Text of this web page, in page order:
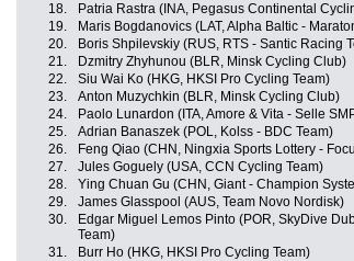
18.
Patria Rastra (INA, Pegasus Continental
19.
Maris Bogdanovics (LAT, Alpha Baltic -
20.
Boris Shpilevskiy (RUS, RTS - Santic Racing
21.
Dzmitry Zhyhunou (BLR, Minsk Cycling Club)
22.
Siu Wai Ko (HKG, HKSI Pro Cycling Team)
23.
Anton Muzychkin (BLR, Minsk Cycling Club)
24.
Paolo Lunardon (ITA, Amore & Vita - Selle
25.
Adrian Banaszek (POL, Kolss - BDC Team)
26.
Feng Qiao (CHN, Ningxia Sports Lottery -
27.
Jules Goguely (USA, CCN Cycling Team)
28.
Ying Chuan Gu (CHN, Giant - Champion
29.
James Glasspool (AUS, Team Novo Nordisk)
30.
Edgar Miguel Lemos Pinto (POR, SkyDive
Team)
31. Burr Ho (HKG, HKSI Pro Cycling Team)